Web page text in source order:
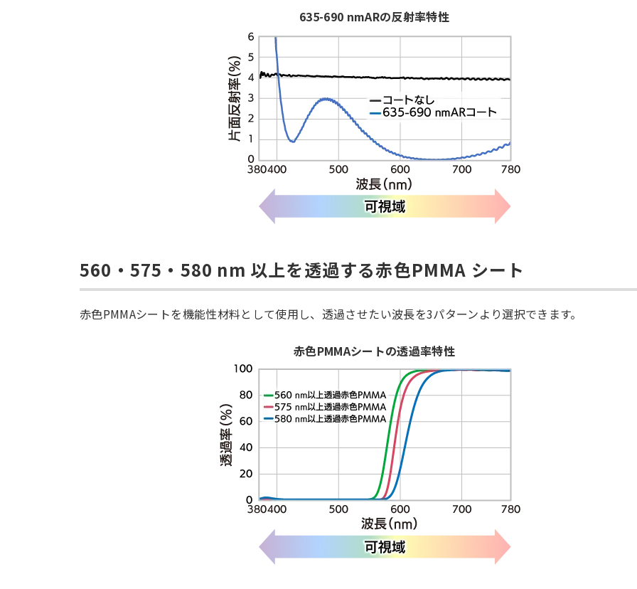
635-690 nmARの反射率特性
560・575・580 nm 以上を透過する赤色PMMA シート
赤色PMMAシートを機能性材料として使用し、透過させたい波長を3パターンより選択できます。
赤色PMMAシートの透過率特性